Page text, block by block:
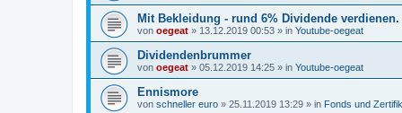
Mit Bekleidung - rund 6% Dividende verdienen.
von oegeat » 13.12.2019 00:53 » in Youtube-oegeat
Dividendenbrummer
von oegeat » 05.12.2019 14:25 » in Youtube-oegeat
Ennismore
von schneller euro » 25.11.2019 13:29 » in Fonds und